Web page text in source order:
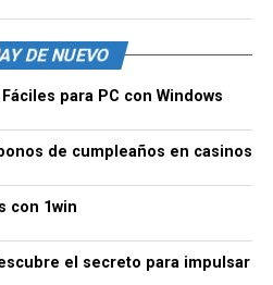
DE NUEVO
para PC con Windows
de cumpleaños en casinos
con 1win
el secreto para impulsar